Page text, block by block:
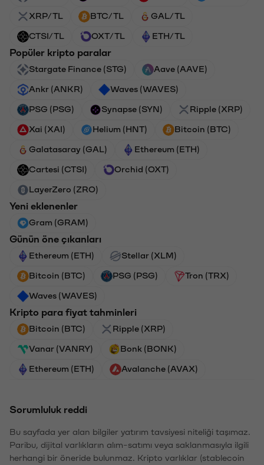
XRP/TL BTC/TL GAL/TL
CTSI/TL OXT/TL ETH/TL
Popüler kripto paralar
Stargate Finance (STG) Aave (AAVE)
Ankr (ANKR) Waves (WAVES)
PSG (PSG) Synapse (SYN) Ripple (XRP)
Xai (XAI) Helium (HNT) Bitcoin (BTC)
Galatasaray (GAL) Ethereum (ETH)
Cartesi (CTSI) Orchid (OXT)
LayerZero (ZRO)
Yeni eklenenler
Gram (GRAM)
Günün öne çıkanları
Ethereum (ETH) Stellar (XLM)
Bitcoin (BTC) PSG (PSG) Tron (TRX)
Waves (WAVES)
Kripto para fiyat tahminleri
Bitcoin (BTC) Ripple (XRP)
Vanar (VANRY) Bonk (BONK)
Ethereum (ETH) Avalanche (AVAX)
Sorumluluk reddi
Bu sayfada yer alan bilgiler yatırım tavsiyesi niteliği taşımaz.
Paribu, dijital varlıkların alım-satımı veya saklanmasıyla ilgili
herhangi bir öneride bulunmaz. Kripto varlıklar (stablecoin